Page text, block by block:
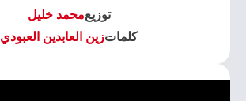
توزيعمحمد خليل
كلماتزين العابدين العبودي